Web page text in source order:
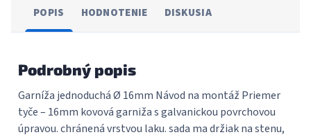
POPIS HODNOTENIE DISKUSIA
Podrobný popis
Garníža jednoduchá Ø 16mm Návod na montáž Priemer
tyče – 16mm kovová garniža s galvanickou povrchovou
úpravou. chránená vrstvou laku. sada ma držiak na stenu,